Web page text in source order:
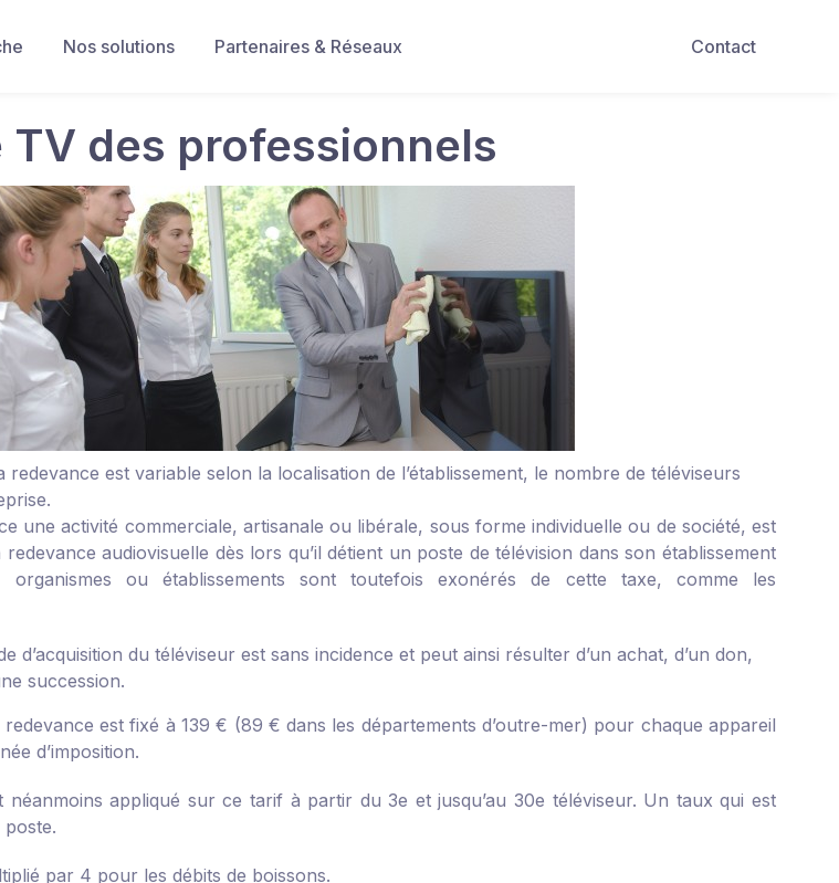
Contact
Nos solutions Partenaires & Réseaux
TV des professionnels
redevance est variable selon la localisation de l’établissement, le nombre de téléviseurs
une activité commerciale, artisanale ou libérale, sous forme individuelle ou de société, est
audiovisuelle dès lors qu’il détient un poste de télévision dans son établissement
organismes ou établissements sont toutefois exonérés de cette taxe, comme les
d’acquisition du téléviseur est sans incidence et peut ainsi résulter d’un achat, d’un don,
succession.
est fixé à 139 € (89 € dans les départements d’outre-mer) pour chaque appareil
d’imposition.
néanmoins appliqué sur ce tarif à partir du 3e et jusqu’au 30e téléviseur. Un taux qui est
poste.
par 4 pour les débits de boissons.